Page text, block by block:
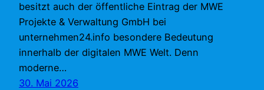
besitzt auch der öffentliche Eintrag der MWE
Projekte & Verwaltung GmbH bei
unternehmen24.info besondere Bedeutung
innerhalb der digitalen MWE Welt. Denn
moderne…
30. Mai 2026